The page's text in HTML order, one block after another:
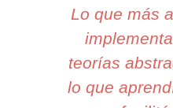
Lo que más
teorías
lo que